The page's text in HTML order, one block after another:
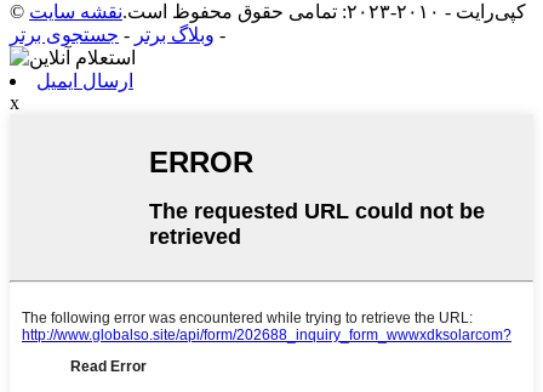
© کپی‌رایت - ۲۰۱۰-۲۰۲۳: تمامی حقوق محفوظ است.
نقشه سایت
- وبلاگ برتر - جستجوی برتر
ارسال ایمیل
x